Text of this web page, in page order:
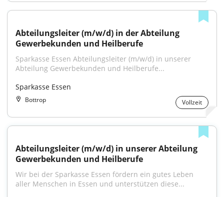
Abteilungsleiter (m/w/d) in der Abteilung
Gewerbekunden und Heilberufe
Sparkasse Essen Abteilungsleiter (m/w/d) in unserer
Abteilung Gewerbekunden und Heilberufe...
Sparkasse Essen
Bottrop Vollzeit
Abteilungsleiter (m/w/d) in unserer Abteilung
Gewerbekunden und Heilberufe
Wir bei der Sparkasse Essen fördern ein gutes Leben
aller Menschen in Essen und unterstützen diese...